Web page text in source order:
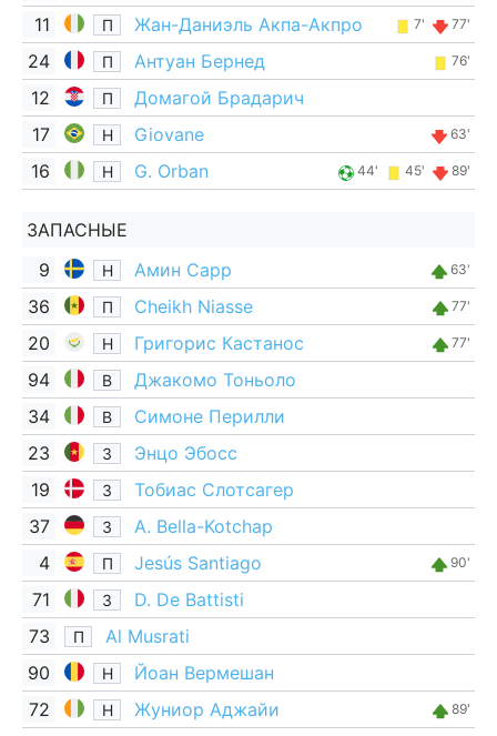
11 П Жан-Даниэль Акпа-Акпро 7' 77'
24 П Антуан Бернед 76'
12 П
Домагой Брадарич
17
Н Giovane 63'
16 Н G. Orban 44' 45' 89'
ЗАПАСНЫЕ
9
Н Амин Сарр 63'
36 П Cheikh Niasse 77'
20 Н Григорис Кастанос 77'
94 В
Джакомо Тоньоло
34
В
Симоне Перилли
23
З
Энцо Эбосс
19
З
Тобиас Слотсагер
37
З
A. Bella-Kotchap
4
П Jesús Santiago 90'
71 З
D. De Battisti
73
П
Al Musrati
90
Н
Йоан Вермешан
72
Н Жуниор Аджайи 89'